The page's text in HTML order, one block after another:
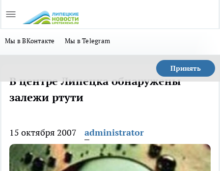
Мы в ВКонтакте Мы в Telegram
Принять
В центре Липецка обнаружены
залежи ртути
15 октября 2007 administrator